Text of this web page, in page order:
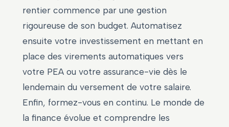
rentier commence par une gestion
rigoureuse de son budget. Automatisez
ensuite votre investissement en mettant en
place des virements automatiques vers
votre PEA ou votre assurance-vie dès le
lendemain du versement de votre salaire.
Enfin, formez-vous en continu. Le monde de
la finance évolue et comprendre les